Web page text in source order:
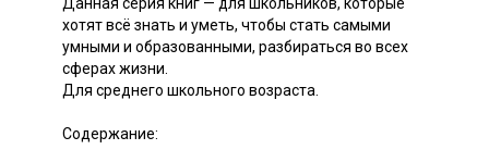
хотят всё знать и уметь, чтобы стать самыми
умными и образованными, разбираться во всех
сферах жизни.
Для среднего школьного возраста.
Содержание: